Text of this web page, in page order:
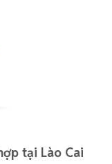
tại Lào Cai